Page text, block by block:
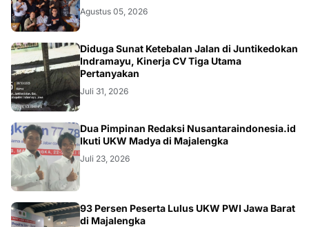
Agustus 05, 2026
KRIMINAL
Diduga Sunat Ketebalan Jalan di Juntikedokan
Indramayu, Kinerja CV Tiga Utama
Pertanyakan
Juli 31, 2026
Dua Pimpinan Redaksi Nusantaraindonesia.id
Ikuti UKW Madya di Majalengka
Juli 23, 2026
93 Persen Peserta Lulus UKW PWI Jawa Barat
di Majalengka